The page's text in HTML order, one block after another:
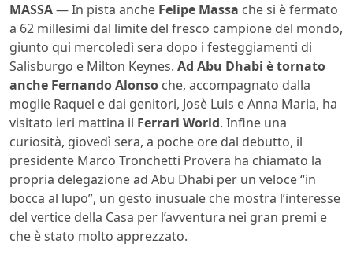
MASSA— In pista anche Felipe Massa che si è fermato
a 62 millesimi dal limite del fresco campione del mondo,
giunto qui mercoledì sera dopo i festeggiamenti di
Salisburgo e Milton Keynes. Ad Abu Dhabi è tornato
anche Fernando Alonso che, accompagnato dalla
moglie Raquel e dai genitori, Josè Luis e Anna Maria, ha
visitato ieri mattina il Ferrari World. Infine una
curiosità, giovedì sera, a poche ore dal debutto, il
presidente Marco Tronchetti Provera ha chiamato la
propria delegazione ad Abu Dhabi per un veloce “in
bocca al lupo”, un gesto inusuale che mostra l’interesse
del vertice della Casa per l’avventura nei gran premi e
che è stato molto apprezzato.